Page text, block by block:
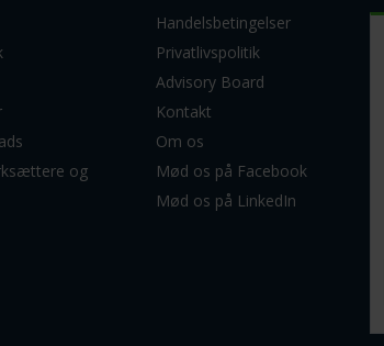
og
Handelsbetingelser
Privatlivspolitik
Advisory Board
Kontakt
Om os
Mød os på Facebook
Mød os på LinkedIn